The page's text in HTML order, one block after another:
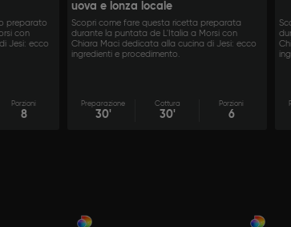
preparato
con
Jesi: ecco
Porzioni
8
uova e lonza locale
Scopri come fare questa ricetta preparata
durante la puntata de L'Italia a Morsi con
Chiara Maci dedicata alla cucina di Jesi: ecco
ingredienti e procedimento.
Preparazione
30'
Cottura
30'
Porzioni
6